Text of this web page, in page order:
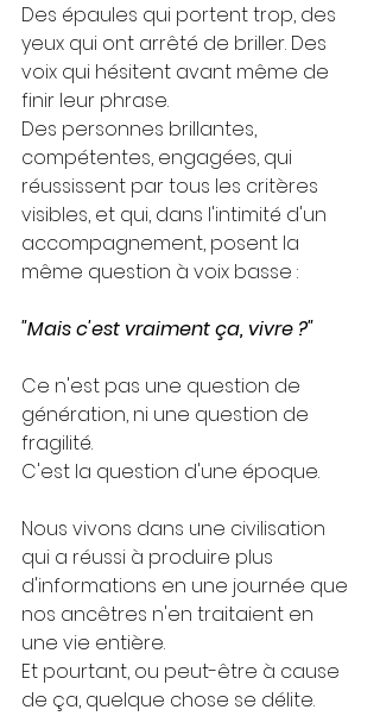
Des épaules qui portent trop, des
yeux qui ont arrêté de briller. Des
voix qui hésitent avant même de
finir leur phrase.
Des personnes brillantes,
compétentes, engagées, qui
réussissent par tous les critères
visibles, et qui, dans l'intimité d'un
accompagnement, posent la
même question à voix basse :
"Mais c'est vraiment ça, vivre ?"
Ce n'est pas une question de
génération, ni une question de
fragilité.
C'est la question d'une époque.
Nous vivons dans une civilisation
qui a réussi à produire plus
d'informations en une journée que
nos ancêtres n'en traitaient en
une vie entière.
Et pourtant, ou peut-être à cause
de ça, quelque chose se délite.